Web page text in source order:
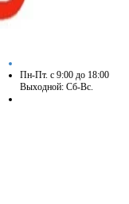
Пн-Пт. с 9:00 до 18:00
Выходной: Сб-Вс.